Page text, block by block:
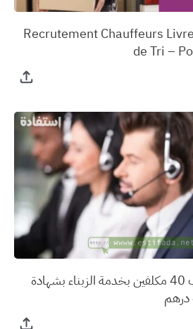
‏Recrutement Chauffeurs
de Tri –
وكالة الأنابيك : مطلوب 40 مكلفين بخدمة الزبناء بشهادة